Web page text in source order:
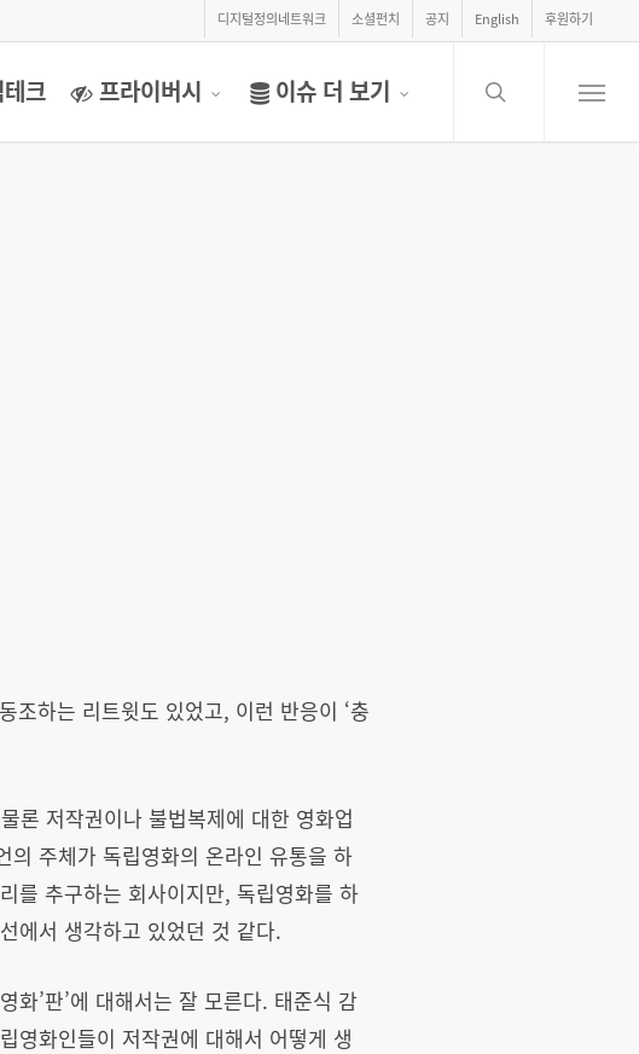
디지털정의네트워크 소셜펀치 공지 English 후원하기
크 프라이버시 이슈 더 보기
search
Menu
조하는 리트윗도 있었고, 이런 반응이 ‘충
론 저작권이나 불법복제에 대한 영화업
주체가 독립영화의 온라인 유통을 하
를 추구하는 회사이지만, 독립영화를 하
에서 생각하고 있었던 것 같다.
’판’에 대해서는 잘 모른다. 태준식 감
영화인들이 저작권에 대해서 어떻게 생